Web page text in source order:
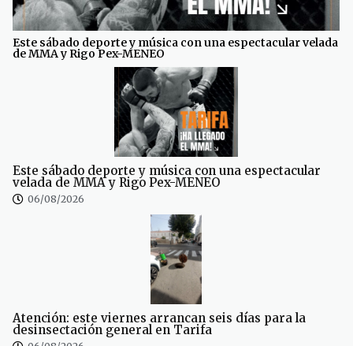
Este sábado deporte y música con una espectacular velada
de MMA y Rigo Pex-MENEO
Este sábado deporte y música con una espectacular
velada de MMA y Rigo Pex-MENEO
06/08/2026
Atención: este viernes arrancan seis días para la
desinsectación general en Tarifa